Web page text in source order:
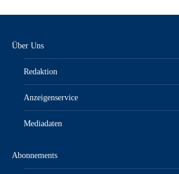
Über Uns
Redaktion
Anzeigenservice
Mediadaten
Abonnements